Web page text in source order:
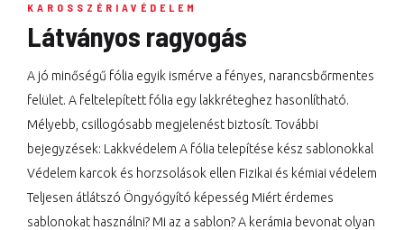
KAROSSZÉRIAVÉDELEM
Látványos ragyogás
A jó minőségű fólia egyik ismérve a fényes, narancsbőrmentes
felület. A feltelepített fólia egy lakkréteghez hasonlítható.
Mélyebb, csillogósabb megjelenést biztosít. További
bejegyzések: Lakkvédelem A fólia telepítése kész sablonokkal
Védelem karcok és horzsolások ellen Fizikai és kémiai védelem
Teljesen átlátszó Öngyógyító képesség Miért érdemes
sablonokat használni? Mi az a sablon? A kerámia bevonat olyan